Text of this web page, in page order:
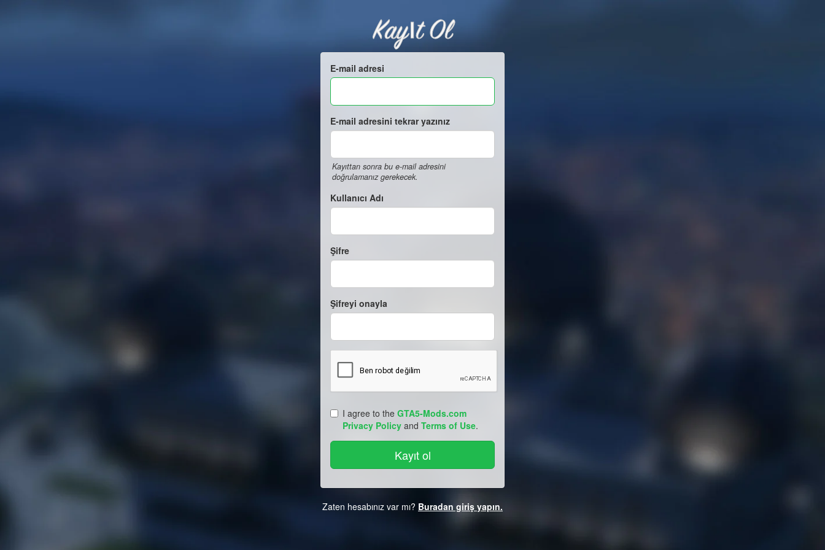
Kayıt Ol
E-mail adresi
E-mail adresini tekrar yazınız
Kayıttan sonra bu e-mail adresini
doğrulamanız gerekecek.
Kullanıcı Adı
Şifre
Şifreyi onayla
I agree to the GTA5-Mods.com
Privacy Policy and Terms of Use.
Zaten hesabınız var mı? Buradan giriş yapın.